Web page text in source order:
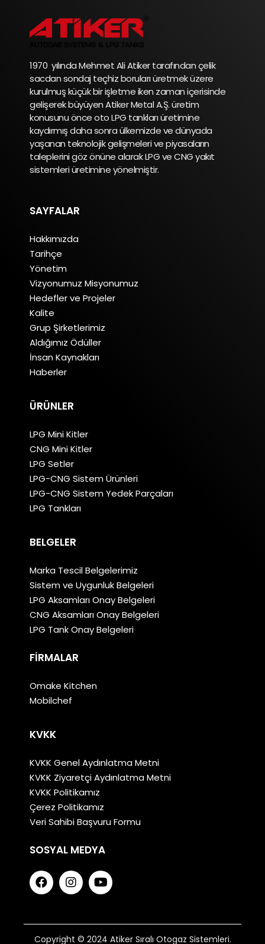
1970 yılında Mehmet Ali Atiker tarafından çelik
sacdan sondaj teçhiz boruları üretmek üzere
kurulmuş küçük bir işletme iken zaman içerisinde
gelişerek büyüyen Atiker Metal A.Ş. üretim
konusunu önce oto LPG tankları üretimine
kaydırmış daha sonra ülkemizde ve dünyada
yaşanan teknolojik gelişmeleri ve piyasaların
taleplerini göz önüne alarak LPG ve CNG yakıt
sistemleri üretimine yönelmiştir.
SAYFALAR
Hakkımızda
Tarihçe
Yönetim
Vizyonumuz Misyonumuz
Hedefler ve Projeler
Kalite
Grup Şirketlerimiz
Aldığımız Ödüller
İnsan Kaynakları
Haberler
ÜRÜNLER
LPG Mini Kitler
CNG Mini Kitler
LPG Setler
LPG-CNG Sistem Ürünleri
LPG-CNG Sistem Yedek Parçaları
LPG Tankları
BELGELER
Marka Tescil Belgelerimiz
Sistem ve Uygunluk Belgeleri
LPG Aksamları Onay Belgeleri
CNG Aksamları Onay Belgeleri
LPG Tank Onay Belgeleri
FIRMALAR
Omake Kitchen
Mobilchef
KVKK
KVKK Genel Aydınlatma Metni
KVKK Ziyaretçi Aydınlatma Metni
KVKK Politikamız
Çerez Politikamız
Veri Sahibi Başvuru Formu
SOSYAL MEDYA
Copyright © 2024 Atiker Sıralı Otogaz Sistemleri.